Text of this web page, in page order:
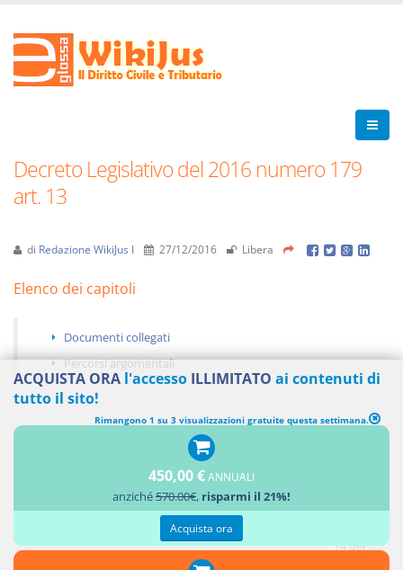
Decreto Legislativo del 2016 numero 179
art. 13
di Redazione WikiJus I 27/12/2016 Libera
Elenco dei capitoli
Documenti collegati
Percorsi argomentali
MODIFICHE ALL'ARTICOLO 14 DEL DECRETO LEGISLATIVO N. 82 DEL
14 del
ACQUISTA ORA l'accesso ILLIMITATO ai contenuti di
tutto il sito!
Rimangono 1 su 3 visualizzazioni gratuite questa settimana.
450,00 €ANNUALI
anziché570.00€, risparmi il 21%!
Acquista ora